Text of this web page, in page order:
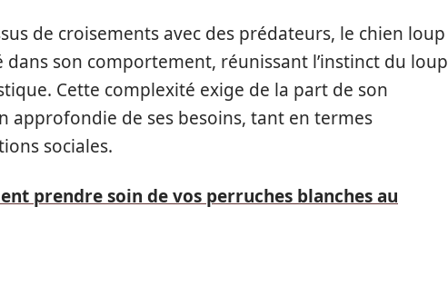
de croisements avec des prédateurs, le chien loup
son comportement, réunissant l’instinct du loup
Cette complexité exige de la part de son
approfondie de ses besoins, tant en termes
sociales.
prendre soin de vos perruches blanches au